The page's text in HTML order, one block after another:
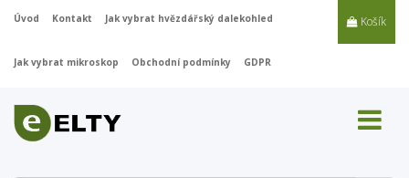
Košík
Úvod Kontakt Jak vybrat hvězdářský dalekohled
Jak vybrat mikroskop Obchodní podmínky GDPR